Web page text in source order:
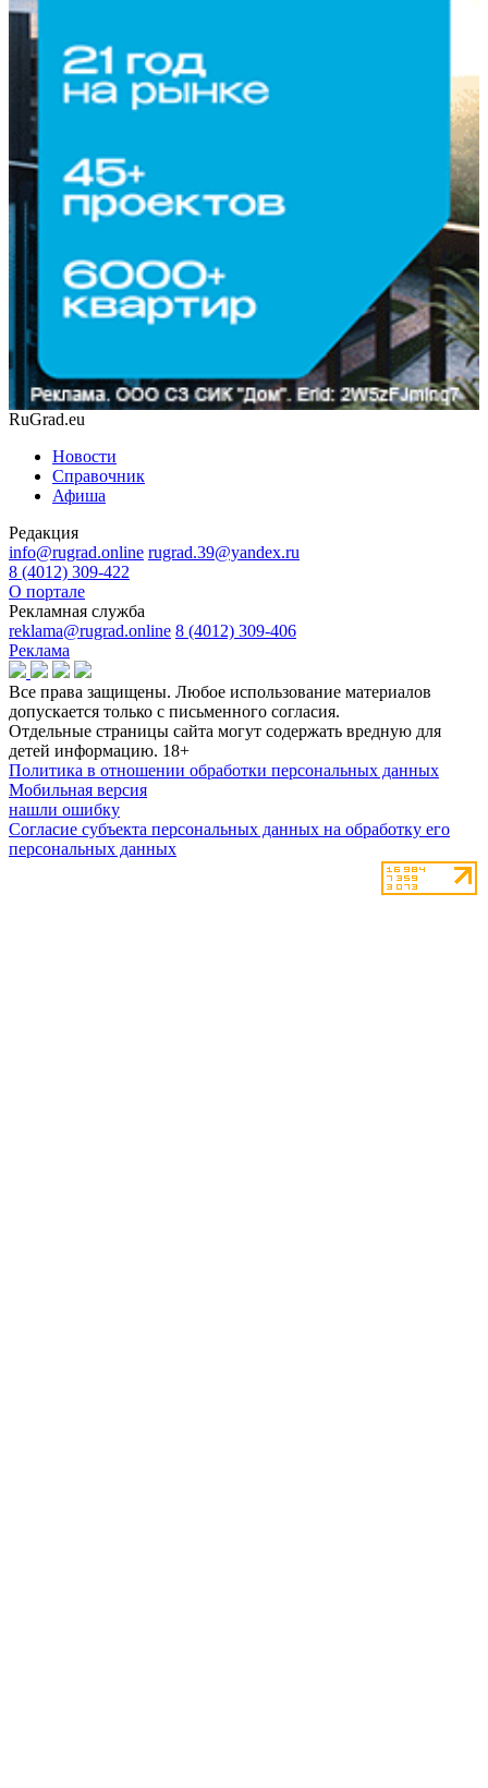
RuGrad.eu
Новости
Справочник
Афиша
Редакция
info@rugrad.online rugrad.39@yandex.ru
8 (4012) 309-422
О портале
Рекламная служба
reklama@rugrad.online 8 (4012) 309-406
Реклама
Все права защищены. Любое использование материалов
допускается только с письменного согласия.
Отдельные страницы сайта могут содержать вредную для
детей информацию. 18+
Политика в отношении обработки персональных данных
Мобильная версия
нашли ошибку
Согласие субъекта персональных данных на обработку его
персональных данных